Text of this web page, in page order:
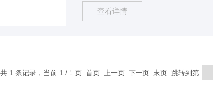
查看详情
共 1 条记录，当前 1 / 1 页 首页 上一页 下一页 末页 跳转到第